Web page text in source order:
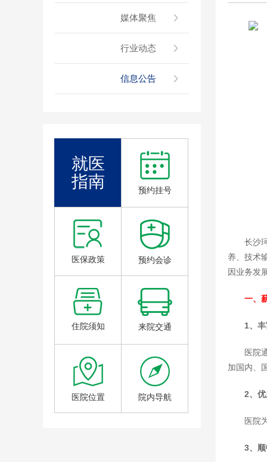
媒体聚焦
行业动态
信息公告
就医
指南
预约挂号
医保政策 预约会诊
住院须知 来院交通
医院位置 院内导航
长沙
养、技术
因业务发
一、
1、
医院
加国内、
2、
医院
3、